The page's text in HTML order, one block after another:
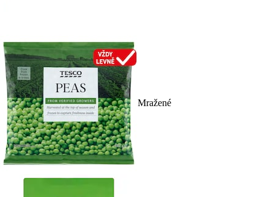
Mražené